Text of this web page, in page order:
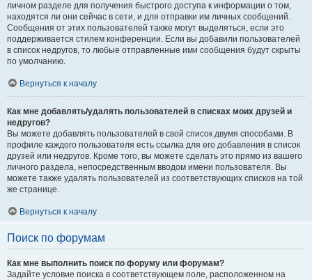
личном разделе для получения быстрого доступа к информации о том,
находятся ли они сейчас в сети, и для отправки им личных сообщений.
Сообщения от этих пользователей также могут выделяться, если это
поддерживается стилем конференции. Если вы добавили пользователей
в список недругов, то любые отправленные ими сообщения будут скрыты
по умолчанию.
Вернуться к началу
Как мне добавлять/удалять пользователей в списках моих друзей и
недругов?
Вы можете добавлять пользователей в свой список двумя способами. В
профиле каждого пользователя есть ссылка для его добавления в список
друзей или недругов. Кроме того, вы можете сделать это прямо из вашего
личного раздела, непосредственным вводом имени пользователя. Вы
можете также удалять пользователей из соответствующих списков на той
же странице.
Вернуться к началу
Поиск по форумам
Как мне выполнить поиск по форуму или форумам?
Задайте условие поиска в соответствующем поле, расположенном на